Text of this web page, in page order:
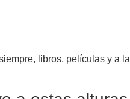
libros, películas y a